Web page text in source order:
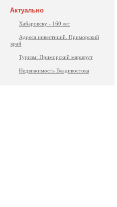
Актуально
Хабаровску - 160 лет
Адреса инвестиций. Приморский
край
Туризм: Приморский маршрут
Недвижимость Владивостока